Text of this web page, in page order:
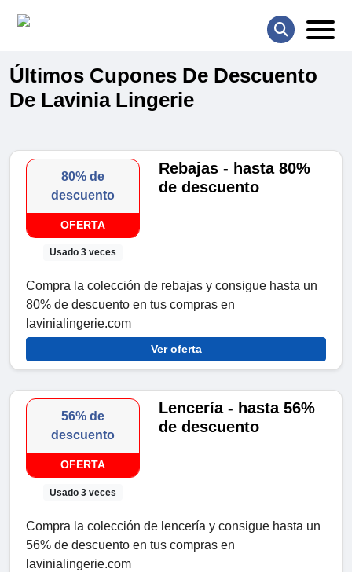
Últimos Cupones De Descuento
De Lavinia Lingerie
80% de
descuento
OFERTA
Usado 3 veces
Rebajas - hasta 80%
de descuento
Compra la colección de rebajas y consigue hasta un
80% de descuento en tus compras en
lavinialingerie.com
Ver oferta
56% de
descuento
OFERTA
Usado 3 veces
Lencería - hasta 56%
de descuento
Compra la colección de lencería y consigue hasta un
56% de descuento en tus compras en
lavinialingerie.com